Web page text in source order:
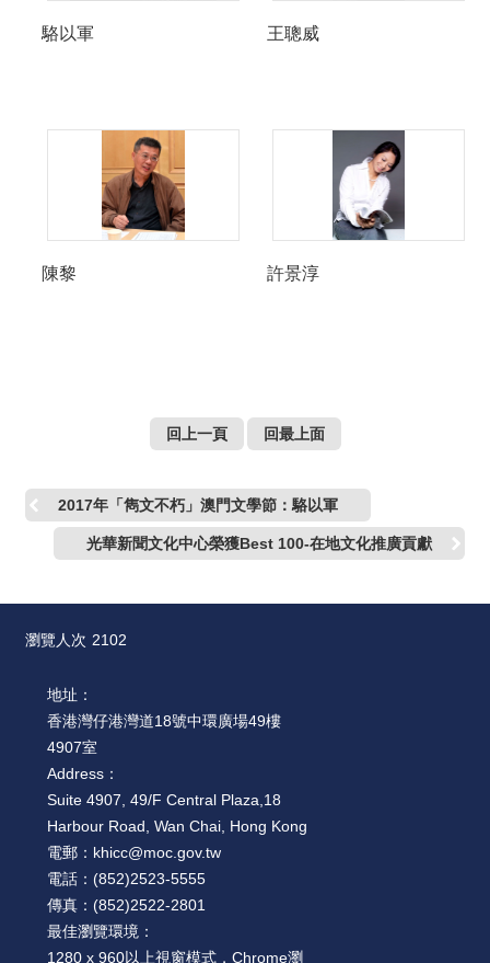
駱以軍 王聰威
陳黎 許景淳
回上一頁 回最上面
2017年「雋文不朽」澳門文學節：駱以軍
光華新聞文化中心榮獲Best 100-在地文化推廣貢獻
瀏覽人次 2102
地址：
香港灣仔港灣道18號中環廣場49樓
4907室
Address：
Suite 4907, 49/F Central Plaza,18
Harbour Road, Wan Chai, Hong Kong
電郵： khicc@moc.gov.tw
電話： (852)2523-5555
傳真： (852)2522-2801
最佳瀏覽環境：
1280 x 960以上視窗模式，Chrome瀏